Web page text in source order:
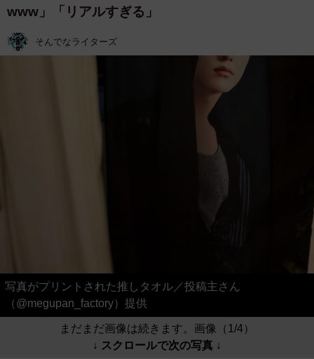
www」「リアルすぎる」
そんでなライターズ
写真がプリントされた推しタオル／投稿主さん
（@megupan_factory）提供
まだまだ画像は続きます。画像（1/4）
↓ スクロールで次の写真 ↓